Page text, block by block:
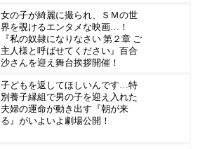
女の子が綺麗に撮られ、ＳＭの世
界を覗けるエンタメな映画…！
『私の奴隷になりなさい 第２章 ご
主人様と呼ばせてください』百合
沙さんを迎え舞台挨拶開催！
子どもを返してほしいんです…特
別養子縁組で男の子を迎え入れた
夫婦の運命が動き出す『朝が来
る』がいよいよ劇場公開！